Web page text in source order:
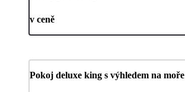
v ceně
Pokoj deluxe king s výhledem na moře